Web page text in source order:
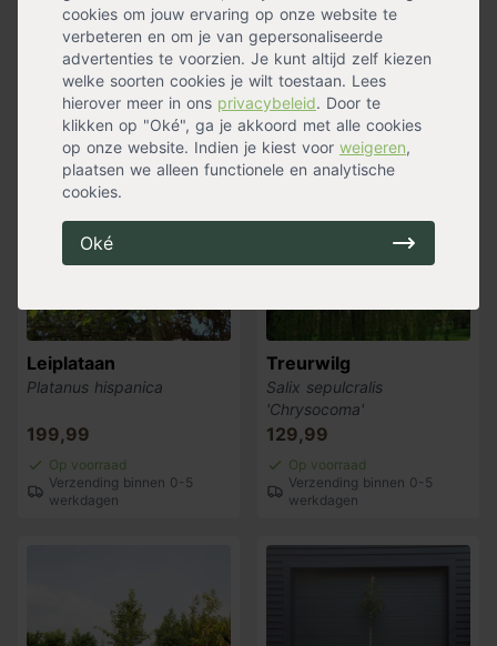
cookies om jouw ervaring op onze website te
verbeteren en om je van gepersonaliseerde
advertenties te voorzien. Je kunt altijd zelf kiezen
welke soorten cookies je wilt toestaan. Lees
hierover meer in ons privacybeleid. Door te
klikken op "Oké", ga je akkoord met alle cookies
op onze website. Indien je kiest voor weigeren,
plaatsen we alleen functionele en analytische
cookies.
Oké
199,99
Op voorraad
Verzending binnen 0-5
werkdagen
179,99
Op voorraad
Verzending binnen 0-5
werkdagen
Leiplataan
Platanus hispanica
199,99
Op voorraad
Verzending binnen 0-5
werkdagen
Populair
Treurwilg
Salix sepulcralis
'Chrysocoma'
129,99
Op voorraad
Verzending binnen 0-5
werkdagen